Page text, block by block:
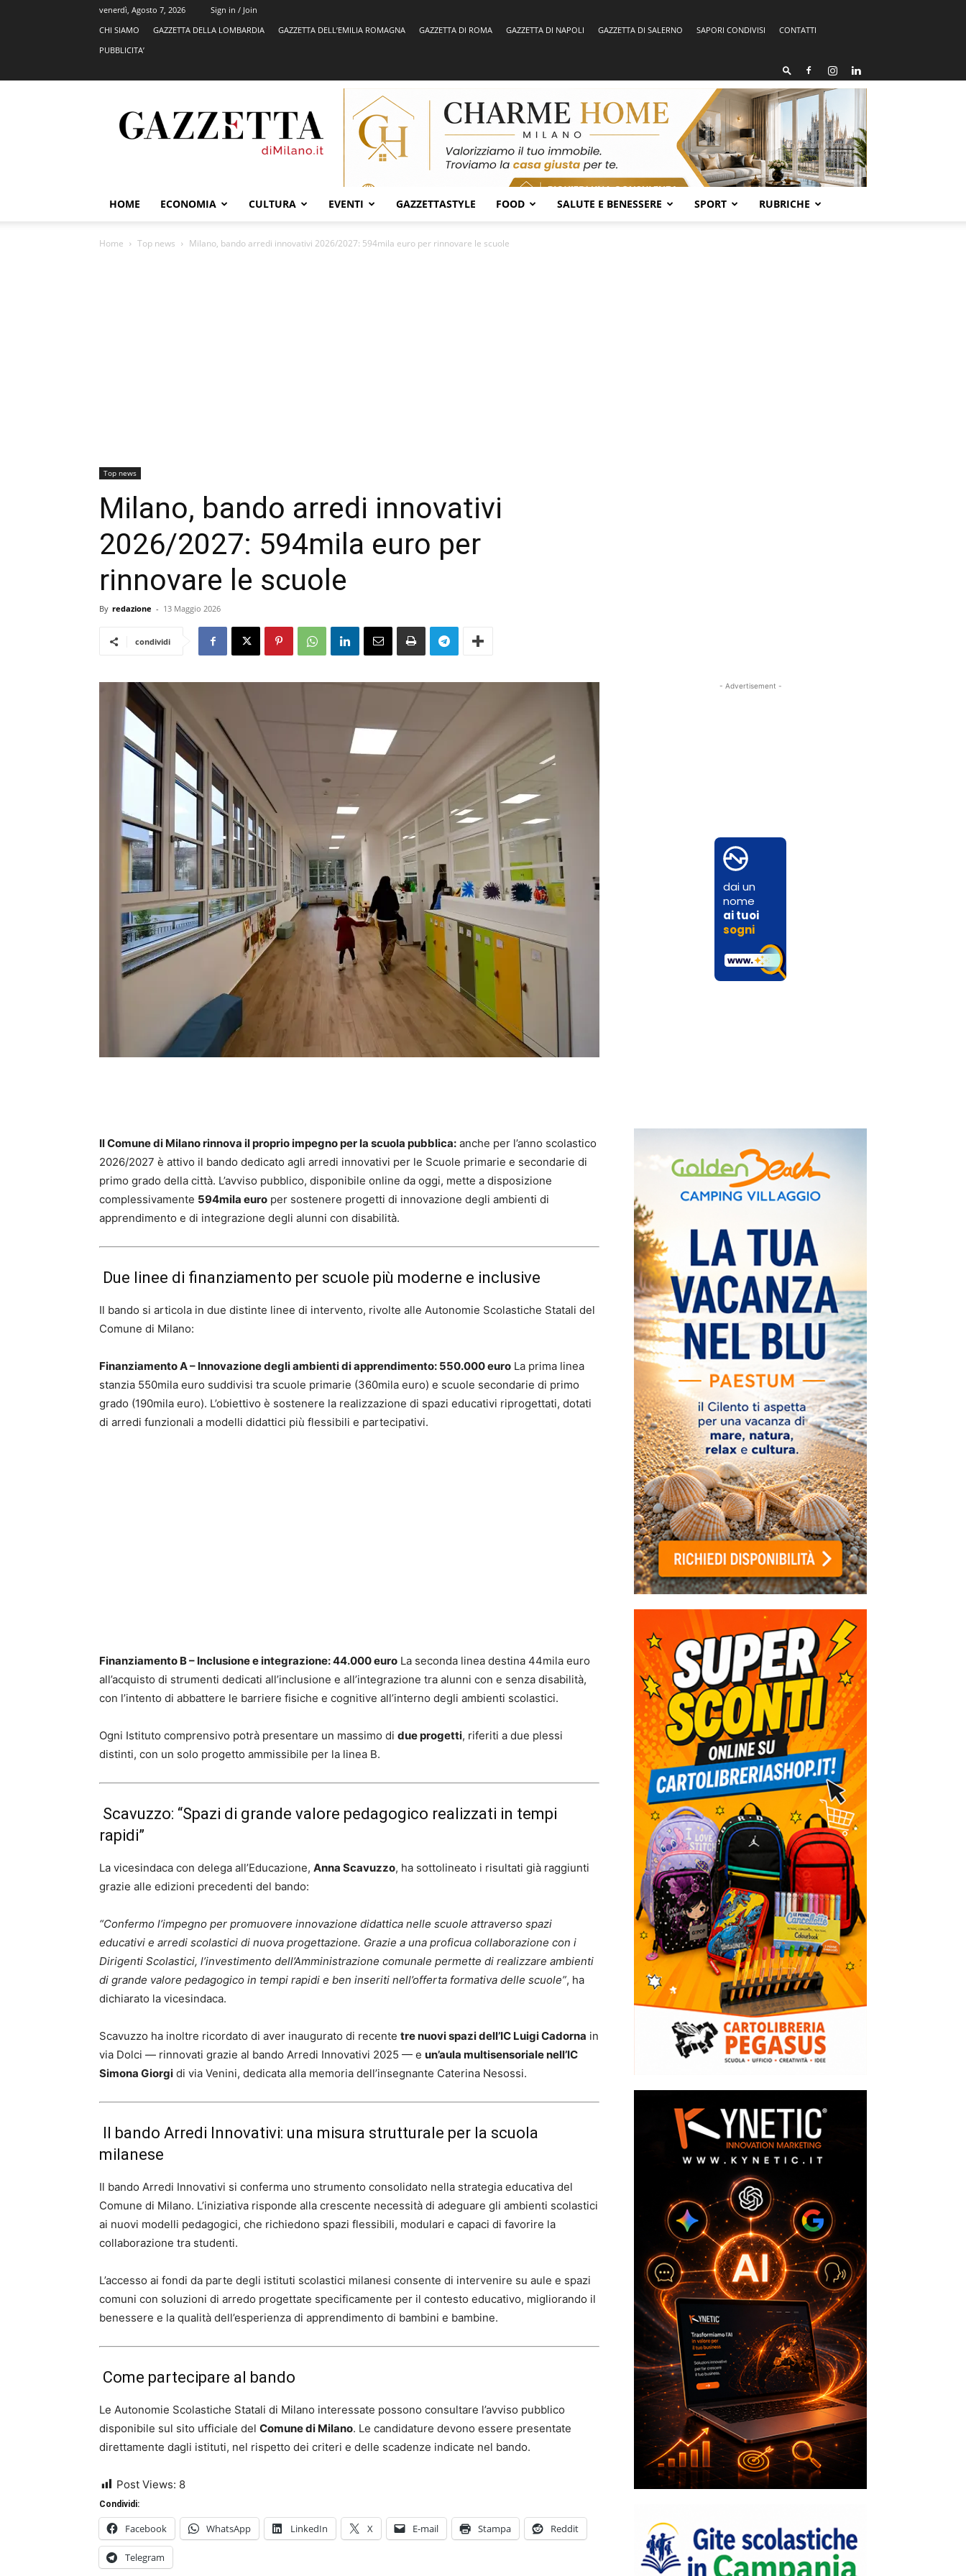
venerdì, Agosto 7, 2026
Sign in / Join
CHI SIAMO
GAZZETTA DELLA LOMBARDIA GAZZETTA DELL’EMILIA ROMAGNA GAZZETTA DI ROMA GAZZETTA DI NAPOLI GAZZETTA DI SALERNO SAPORI CONDIVISI
CONTATTI
PUBBLICITA’
HOME ECONOMIA CULTURA EVENTI GAZZETTASTYLE FOOD SALUTE E BENESSERE SPORT RUBRICHE
Home Top news Milano, bando arredi innovativi 2026/2027: 594mila euro per rinnovare le scuole
Top news
Milano, bando arredi innovativi
2026/2027: 594mila euro per
rinnovare le scuole
By redazione - 13 Maggio 2026
condividi
Il Comune di Milano rinnova il proprio impegno per la scuola pubblica: anche per l’anno scolastico
2026/2027 è attivo il bando dedicato agli arredi innovativi per le Scuole primarie e secondarie di
primo grado della città. L’avviso pubblico, disponibile online da oggi, mette a disposizione
complessivamente 594mila euro per sostenere progetti di innovazione degli ambienti di
apprendimento e di integrazione degli alunni con disabilità.
Due linee di finanziamento per scuole più moderne e inclusive
Il bando si articola in due distinte linee di intervento, rivolte alle Autonomie Scolastiche Statali del
Comune di Milano:
Finanziamento A – Innovazione degli ambienti di apprendimento: 550.000 euro La prima linea
stanzia 550mila euro suddivisi tra scuole primarie (360mila euro) e scuole secondarie di primo
grado (190mila euro). L’obiettivo è sostenere la realizzazione di spazi educativi riprogettati, dotati
di arredi funzionali a modelli didattici più flessibili e partecipativi.
Finanziamento B – Inclusione e integrazione: 44.000 euro La seconda linea destina 44mila euro
all’acquisto di strumenti dedicati all’inclusione e all’integrazione tra alunni con e senza disabilità,
con l’intento di abbattere le barriere fisiche e cognitive all’interno degli ambienti scolastici.
Ogni Istituto comprensivo potrà presentare un massimo di due progetti, riferiti a due plessi
distinti, con un solo progetto ammissibile per la linea B.
Scavuzzo: “Spazi di grande valore pedagogico realizzati in tempi
rapidi”
La vicesindaca con delega all’Educazione, Anna Scavuzzo, ha sottolineato i risultati già raggiunti
grazie alle edizioni precedenti del bando:
“Confermo l’impegno per promuovere innovazione didattica nelle scuole attraverso spazi
educativi e arredi scolastici di nuova progettazione. Grazie a una proficua collaborazione con i
Dirigenti Scolastici, l’investimento dell’Amministrazione comunale permette di realizzare ambienti
di grande valore pedagogico in tempi rapidi e ben inseriti nell’offerta formativa delle scuole”, ha
dichiarato la vicesindaca.
Scavuzzo ha inoltre ricordato di aver inaugurato di recente tre nuovi spazi dell’IC Luigi Cadorna in
via Dolci — rinnovati grazie al bando Arredi Innovativi 2025 — e un’aula multisensoriale nell’IC
Simona Giorgi di via Venini, dedicata alla memoria dell’insegnante Caterina Nesossi.
Il bando Arredi Innovativi: una misura strutturale per la scuola
milanese
Il bando Arredi Innovativi si conferma uno strumento consolidato nella strategia educativa del
Comune di Milano. L’iniziativa risponde alla crescente necessità di adeguare gli ambienti scolastici
ai nuovi modelli pedagogici, che richiedono spazi flessibili, modulari e capaci di favorire la
collaborazione tra studenti.
L’accesso ai fondi da parte degli istituti scolastici milanesi consente di intervenire su aule e spazi
comuni con soluzioni di arredo progettate specificamente per il contesto educativo, migliorando il
benessere e la qualità dell’esperienza di apprendimento di bambini e bambine.
Come partecipare al bando
Le Autonomie Scolastiche Statali di Milano interessate possono consultare l’avviso pubblico
disponibile sul sito ufficiale del Comune di Milano. Le candidature devono essere presentate
direttamente dagli istituti, nel rispetto dei criteri e delle scadenze indicate nel bando.
Post Views: 8
Condividi:
Facebook WhatsApp LinkedIn X E-mail Stampa Reddit
Telegram
- Advertisement -